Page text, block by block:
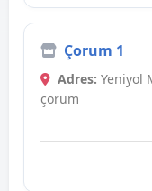
Çorum 1
Adres: Yeniyol
çorum